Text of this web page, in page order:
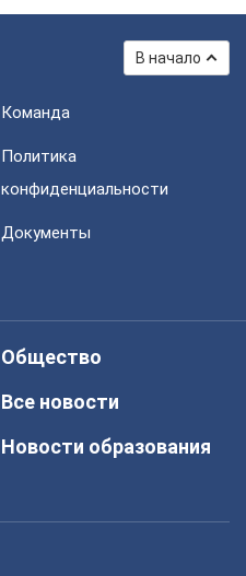
В начало
Команда
Политика
конфиденциальности
Документы
Общество
Все новости
Новости образования